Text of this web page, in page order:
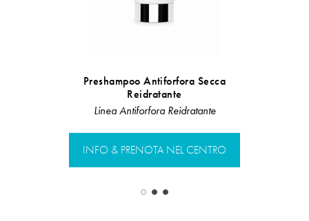
Preshampoo Antiforfora Secca
Reidratante
Linea Antiforfora Reidratante
INFO & PRENOTA NEL CENTRO